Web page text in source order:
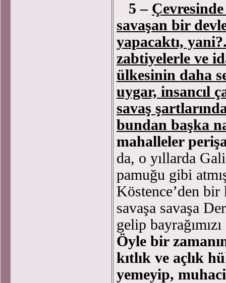
5 –
savaşan bir
yapacaktı,
zabtiyelerle ve
ülkesinin daha
uygar, insancıl
savaş
bundan başka
mahalleler
da, o yıllarda
pamuğu gibi
Köstence’den
savaşa savaşa
gelip
Öyle bir
kıtlık ve açlık
yemeyip,